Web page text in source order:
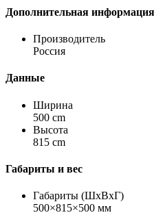
Дополнительная информация
Производитель
Россия
Данные
Ширина
500 cm
Высота
815 cm
Габариты и вес
Габариты (ШхВхГ)
500×815×500 мм